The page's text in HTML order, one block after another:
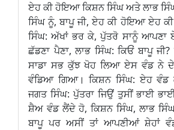
ਏਹ ਕੀ ਹੋਇਆ ਕਿਸ਼ਨ ਸਿੰਘ ਅਤੇ ਲਾਭ
ਸਿੰਘ ਨੂੰ, ਬਾਪੂ ਜੀ, ਏਹ ਕੀ ਹੋਇਆ ਏਹ
ਸਿੰਘ: ਅੱਖਾਂ ਭਰ ਕੇ, ਪੁੱਤਰੋ ਸਾਨੂੰ ਆਪਣਾ
ਛੱਡਣਾ ਪੈਣਾ, ਲਾਭ ਸਿੰਘ: ਕਿਓਂ ਬਾਪੂ
ਸਾਡਾ ਸਭ ਕੁੱਝ ਖੋਹ ਲਿਆ ਏਸ ਵੰਡ ਨੇ
ਵੰਡਿਆ ਗਿਆ। ਕਿਸ਼ਨ ਸਿੰਘ: ਏਹ ਵੰਡ
ਜਗਤ ਸਿੰਘ: ਪੁੱਤਰਾ ਜਿਉਂ ਤੁਸੀਂ ਭਾਈ
ਸ਼ੈਅ ਵੰਡ ਲੈਂਦੇ ਹੋ, ਕਿਸ਼ਨ ਸਿੰਘ, ਲਾਭ
ਬਾਪੂ ਪਰ ਅਸੀਂ ਤਾਂ ਆਪਣੀਆਂ ਸ਼ੇਹਾਂ